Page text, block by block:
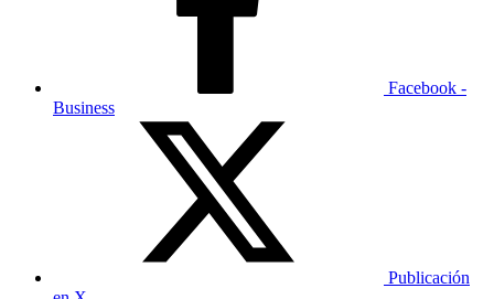
Facebook -
Business
Publicación